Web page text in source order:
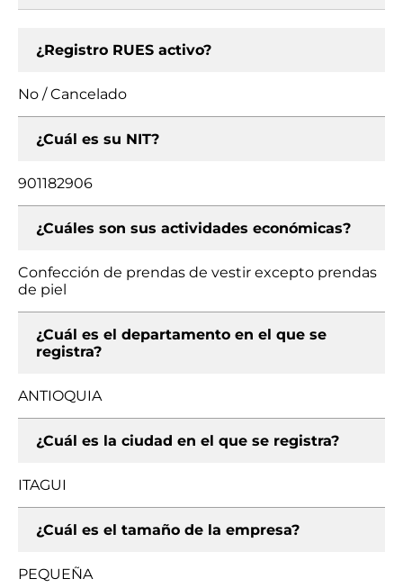
¿Registro RUES activo?
No / Cancelado
¿Cuál es su NIT?
901182906
¿Cuáles son sus actividades económicas?
Confección de prendas de vestir excepto prendas
de piel
¿Cuál es el departamento en el que se
registra?
ANTIOQUIA
¿Cuál es la ciudad en el que se registra?
ITAGUI
¿Cuál es el tamaño de la empresa?
PEQUEÑA